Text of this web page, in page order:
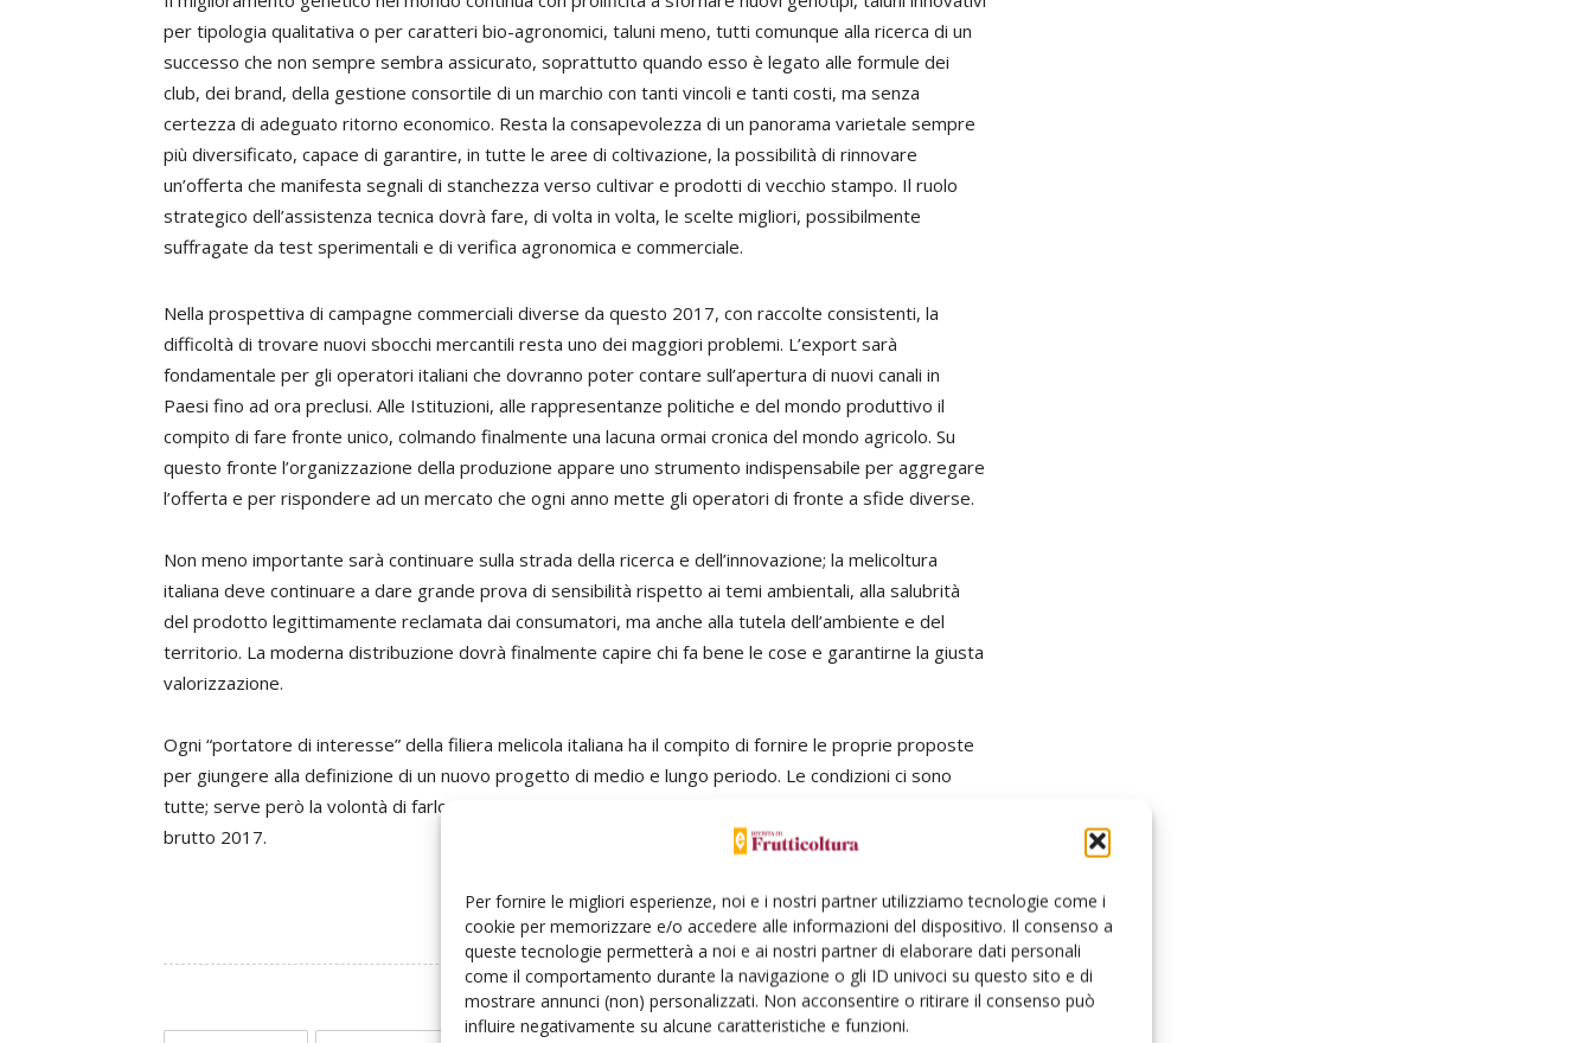
Per fornire le migliori esperienze, noi e i nostri partner utilizziamo tecnologie come i
cookie per memorizzare e/o accedere alle informazioni del dispositivo. Il consenso a
queste tecnologie permetterà a noi e ai nostri partner di elaborare dati personali
come il comportamento durante la navigazione o gli ID univoci su questo sito e di
mostrare annunci (non) personalizzati. Non acconsentire o ritirare il consenso può
influire negativamente su alcune caratteristiche e funzioni.
per tipologia qualitativa o per caratteri bio-agronomici, taluni meno, tutti comunque alla ricerca di un
successo che non sempre sembra assicurato, soprattutto quando esso è legato alle formule dei
club, dei brand, della gestione consortile di un marchio con tanti vincoli e tanti costi, ma senza
certezza di adeguato ritorno economico. Resta la consapevolezza di un panorama varietale sempre
più diversificato, capace di garantire, in tutte le aree di coltivazione, la possibilità di rinnovare
un’offerta che manifesta segnali di stanchezza verso cultivar e prodotti di vecchio stampo. Il ruolo
strategico dell’assistenza tecnica dovrà fare, di volta in volta, le scelte migliori, possibilmente
suffragate da test sperimentali e di verifica agronomica e commerciale.
Nella prospettiva di campagne commerciali diverse da questo 2017, con raccolte consistenti, la
difficoltà di trovare nuovi sbocchi mercantili resta uno dei maggiori problemi. L’export sarà
fondamentale per gli operatori italiani che dovranno poter contare sull’apertura di nuovi canali in
Paesi fino ad ora preclusi. Alle Istituzioni, alle rappresentanze politiche e del mondo produttivo il
compito di fare fronte unico, colmando finalmente una lacuna ormai cronica del mondo agricolo. Su
questo fronte l’organizzazione della produzione appare uno strumento indispensabile per aggregare
l’offerta e per rispondere ad un mercato che ogni anno mette gli operatori di fronte a sfide diverse.
Non meno importante sarà continuare sulla strada della ricerca e dell’innovazione; la melicoltura
italiana deve continuare a dare grande prova di sensibilità rispetto ai temi ambientali, alla salubrità
del prodotto legittimamente reclamata dai consumatori, ma anche alla tutela dell’ambiente e del
territorio. La moderna distribuzione dovrà finalmente capire chi fa bene le cose e garantirne la giusta
valorizzazione.
Ogni “portatore di interesse” della filiera melicola italiana ha il compito di fornire le proprie proposte
per giungere alla definizione di un nuovo progetto di medio e lungo periodo. Le condizioni ci sono
tutte; serve però la volontà di farlo, di stare insieme, di fare sintesi e lavorare tanto dopo questo
brutto 2017.